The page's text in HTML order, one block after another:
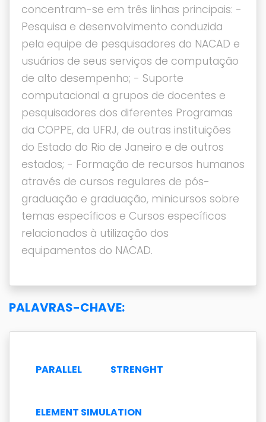
concentram-se em três linhas principais: -
Pesquisa e desenvolvimento conduzida
pela equipe de pesquisadores do NACAD e
usuários de seus serviços de computação
de alto desempenho; - Suporte
computacional a grupos de docentes e
pesquisadores dos diferentes Programas
da COPPE, da UFRJ, de outras instituições
do Estado do Rio de Janeiro e de outros
estados; - Formação de recursos humanos
através de cursos regulares de pós-
graduação e graduação, minicursos sobre
temas específicos e Cursos específicos
relacionados à utilização dos
equipamentos do NACAD.
PALAVRAS-CHAVE:
PARALLEL STRENGHT
ELEMENT SIMULATION